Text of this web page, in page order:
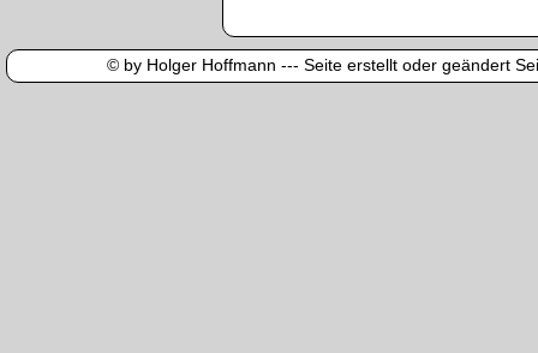
© by Holger Hoffmann --- Seite erstellt oder geändert